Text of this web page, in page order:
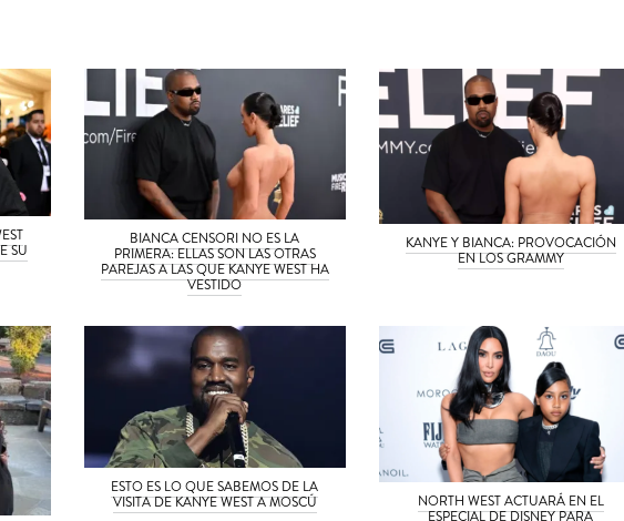
SU
BIANCA CENSORI NO ES LA
PRIMERA: ELLAS SON LAS OTRAS
PAREJAS A LAS QUE KANYE WEST HA
VESTIDO
KANYE Y BIANCA: PROVOCACIÓN
EN LOS GRAMMY
ESTO ES LO QUE SABEMOS DE LA
VISITA DE KANYE WEST A MOSCÚ NORTH WEST ACTUARÁ EN EL
ESPECIAL DE DISNEY PARA